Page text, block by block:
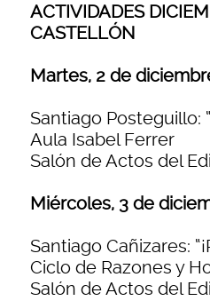
ACTIVIDADES
CASTELLÓN
Martes, 2 de
Santiago Posteguillo:
Aula Isabel Ferrer
Salón de Actos del
Miércoles, 3 de
Santiago Cañizares:
Ciclo de Razones y
Salón de Actos del